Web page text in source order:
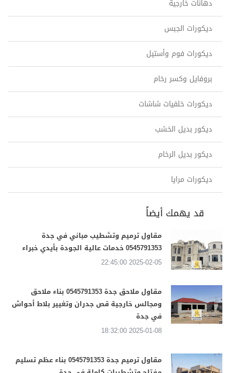
دهانات خارجية
ديكورات الجبس
ديكورات فوم وأستيل
بروفايل وكسر رخام
ديكورات خلفيات شاشات
ديكور بديل الخشب
ديكور بديل الرخام
ديكورات مرايا
قد يهمك أيضاً
مقاول ترميم وتشطيب مباني في جدة
0545791353 خدمات عالية الجودة بأيدي خبراء
2025-02-05 22:45:00
مقاول ملاحق جدة 0545791353 بناء ملاحق
ومجالس خارجية قص جدران وتغيير بلاط أحواش
في جدة
2025-01-08 18:32:00
مقاول ترميم جدة 0545791353 بناء عظم تسليم